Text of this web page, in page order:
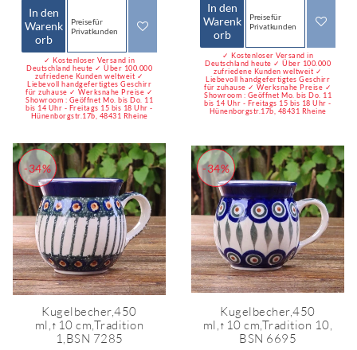
In den
Warenk
orb
Preise für
Privatkunden
✓ Kostenloser Versand in
Deutschland heute ✓ Über 100.000
zufriedene Kunden weltweit ✓
Liebevoll handgefertigtes Geschirr
für zuhause ✓ Werksnahe Preise ✓
Showroom : Geöffnet Mo. bis Do. 11
bis 14 Uhr - Freitags 15 bis 18 Uhr -
Hünenborgstr.17b, 48431 Rheine
In den
Warenk
orb
Preise für
Privatkunden
✓ Kostenloser Versand in
Deutschland heute ✓ Über 100.000
zufriedene Kunden weltweit ✓
Liebevoll handgefertigtes Geschirr
für zuhause ✓ Werksnahe Preise ✓
Showroom : Geöffnet Mo. bis Do. 11
bis 14 Uhr - Freitags 15 bis 18 Uhr -
Hünenborgstr.17b, 48431 Rheine
-34%
Kugelbecher,450
ml,↑10 cm,Tradition
1,BSN 7285
-34%
Kugelbecher,450
ml,↑10 cm,Tradition 10,
BSN 6695